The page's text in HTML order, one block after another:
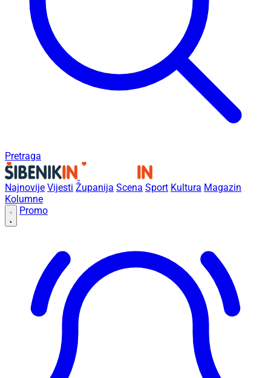
Pretraga
Najnovije Vijesti Županija Scena Sport Kultura Magazin
Kolumne
Promo